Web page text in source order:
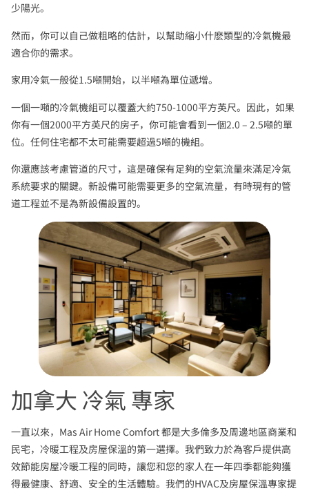
少陽光。
然而，你可以自己做粗略的估計，以幫助縮小什麽類型的冷氣機最
適合你的需求。
家用冷氣一般從1.5噸開始，以半噸為單位遞增。
一個一噸的冷氣機組可以覆蓋大約750-1000平方英尺。因此，如果
你有一個2000平方英尺的房子，你可能會看到一個2.0 – 2.5噸的單
位。任何住宅都不太可能需要超過5噸的機組。
你還應該考慮管道的尺寸，這是確保有足夠的空氣流量來滿足冷氣
系統要求的關鍵。新設備可能需要更多的空氣流量，有時現有的管
道工程並不是為新設備設置的。
加拿大 冷氣 專家
一直以來，Mas Air Home Comfort 都是大多倫多及周邊地區商業和
民宅，冷暖工程及房屋保溫的第一選擇。我們致力於為客戶提供高
效節能房屋冷暖工程的同時，讓您和您的家人在一年四季都能夠獲
得最健康、舒適、安全的生活體驗。我們的HVAC及房屋保溫專家提